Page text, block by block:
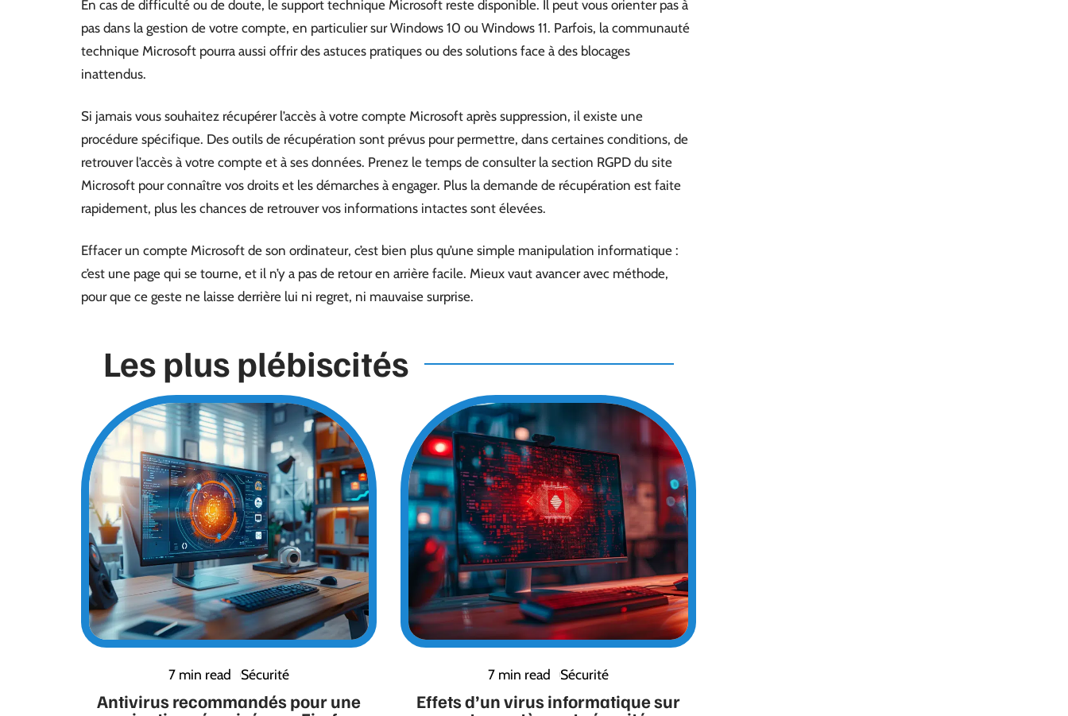
En cas de difficulté ou de doute, le support technique Microsoft reste disponible. Il peut vous orienter pas à
pas dans la gestion de votre compte, en particulier sur Windows 10 ou Windows 11. Parfois, la communauté
technique Microsoft pourra aussi offrir des astuces pratiques ou des solutions face à des blocages
inattendus.
Si jamais vous souhaitez récupérer l’accès à votre compte Microsoft après suppression, il existe une
procédure spécifique. Des outils de récupération sont prévus pour permettre, dans certaines conditions, de
retrouver l’accès à votre compte et à ses données. Prenez le temps de consulter la section RGPD du site
Microsoft pour connaître vos droits et les démarches à engager. Plus la demande de récupération est faite
rapidement, plus les chances de retrouver vos informations intactes sont élevées.
Effacer un compte Microsoft de son ordinateur, c’est bien plus qu’une simple manipulation informatique :
c’est une page qui se tourne, et il n’y a pas de retour en arrière facile. Mieux vaut avancer avec méthode,
pour que ce geste ne laisse derrière lui ni regret, ni mauvaise surprise.
Les plus plébiscités
7 min read Sécurité
Antivirus recommandés pour une
7 min read Sécurité
Effets d’un virus informatique sur